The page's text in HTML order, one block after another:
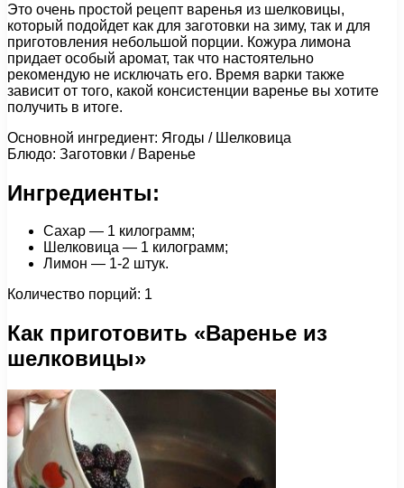
Это очень простой рецепт варенья из шелковицы,
который подойдет как для заготовки на зиму, так и для
приготовления небольшой порции. Кожура лимона
придает особый аромат, так что настоятельно
рекомендую не исключать его. Время варки также
зависит от того, какой консистенции варенье вы хотите
получить в итоге.
Основной ингредиент: Ягоды / Шелковица
Блюдо: Заготовки / Варенье
Ингредиенты:
Сахар — 1 килограмм;
Шелковица — 1 килограмм;
Лимон — 1-2 штук.
Количество порций: 1
Как приготовить «Варенье из
шелковицы»